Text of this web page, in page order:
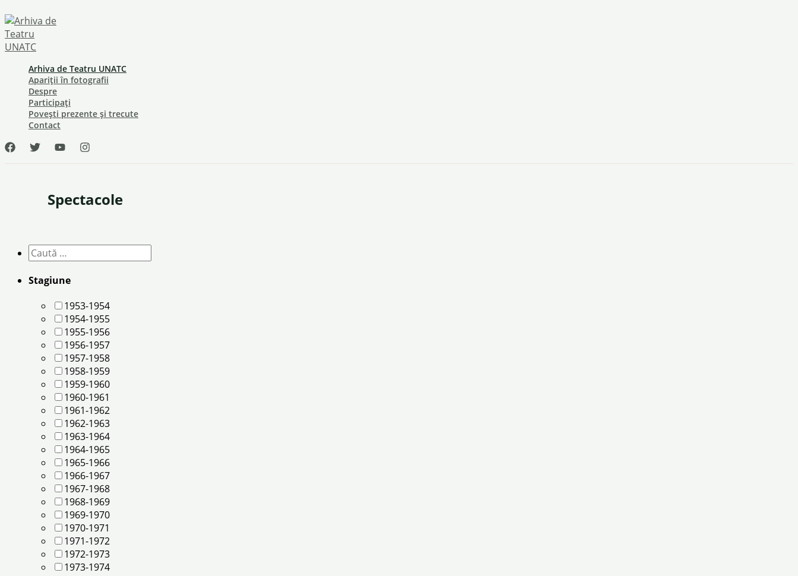
to
content
Arhiva de Teatru UNATC
Apariții în fotografii
Despre
Participați
Povești prezente și trecute
Contact
Spectacole
Stagiune
1953-1954
1954-1955
1955-1956
1956-1957
1957-1958
1958-1959
1959-1960
1960-1961
1961-1962
1962-1963
1963-1964
1964-1965
1965-1966
1966-1967
1967-1968
1968-1969
1969-1970
1970-1971
1971-1972
1972-1973
1973-1974